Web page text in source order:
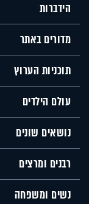
הידברות
מדורים באתר
תוכניות הערוץ
עולם הילדים
נושאים שונים
רבנים ומרצים
נשים ומשפחה